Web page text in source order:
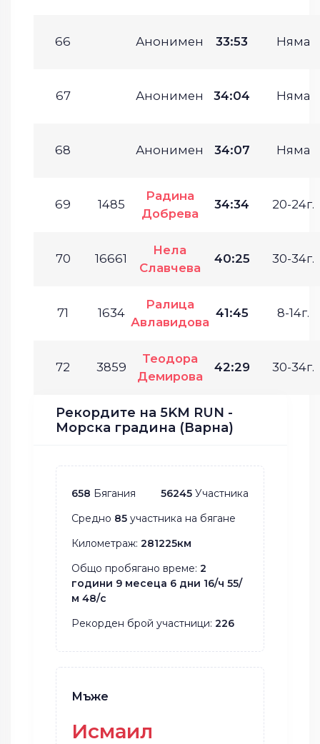
66 Анонимен 33:53 Няма
67 Анонимен 34:04 Няма
68 Анонимен 34:07 Няма
69 1485
Радина
Добрева
34:34 20-24г.
70 16661
Нела
Славчева
40:25 30-34г.
71 1634
Ралица
Авлавидова
41:45 8-14г.
72 3859
Теодора
Демирова
42:29 30-34г.
Рекордите на 5KM RUN -
Морска градина (Варна)
658 Бягания 56245 Участника
Средно 85 участника на бягане
Километраж: 281225км
Общо пробягано време: 2
години 9 месеца 6 дни 16/ч 55/
м 48/с
Рекорден брой участници: 226
Мъже
Исмаил